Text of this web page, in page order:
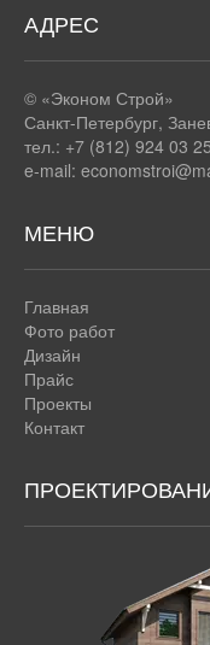
АДРЕС
© «Эконом Строй»
Санкт-Петербург,
тел.: +7 (812) 924 03 25
e-mail:
МЕНЮ
Главная
Фото работ
Дизайн
Прайс
Проекты
Контакт